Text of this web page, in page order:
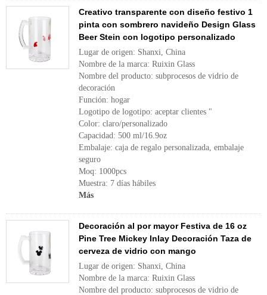
Creativo transparente con diseño festivo 1
pinta con sombrero navideño Design Glass
Beer Stein con logotipo personalizado
Lugar de origen: Shanxi, China
Nombre de la marca: Ruixin Glass
Nombre del producto: subprocesos de vidrio de
decoración
Función: hogar
Logotipo de logotipo: aceptar clientes "
Color: claro/personalizado
Capacidad: 500 ml/16.9oz
Embalaje: caja de regalo personalizada, embalaje
seguro
Moq: 1000pcs
Muestra: 7 días hábiles
Más
Decoración al por mayor Festiva de 16 oz
Pine Tree Mickey Inlay Decoración Taza de
cerveza de vidrio con mango
Lugar de origen: Shanxi, China
Nombre de la marca: Ruixin Glass
Nombre del producto: subprocesos de vidrio de